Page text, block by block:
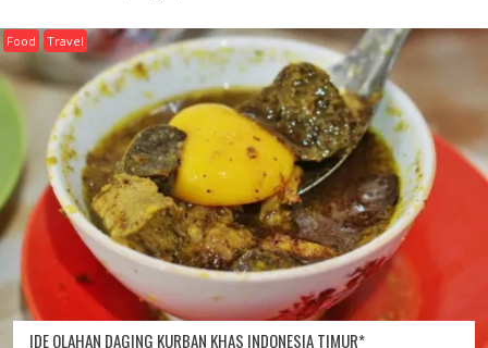
Food Travel
IDE OLAHAN DAGING KURBAN KHAS INDONESIA TIMUR*